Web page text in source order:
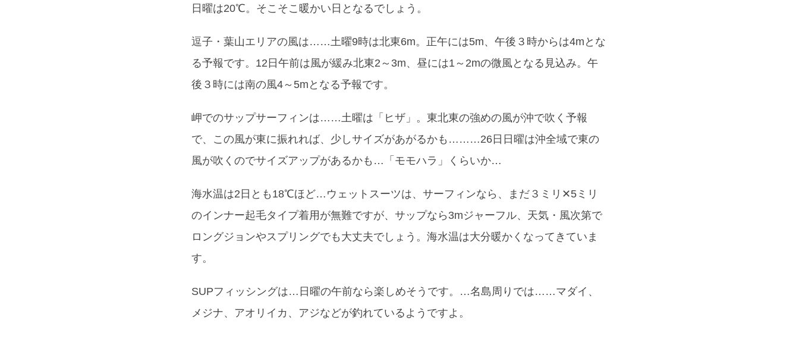
日曜は20℃。そこそこ暖かい日となるでしょう。
逗子・葉山エリアの風は……土曜9時は北東6m。正午には5m、午後３時からは4mとな
る予報です。12日午前は風が緩み北東2～3m、昼には1～2mの微風となる見込み。午
後３時には南の風4～5mとなる予報です。
岬でのサップサーフィンは……土曜は「ヒザ」。東北東の強めの風が沖で吹く予報
で、この風が東に振れれば、少しサイズがあがるかも………26日日曜は沖全域で東の
風が吹くのでサイズアップがあるかも…「モモハラ」くらいか…
海水温は2日とも18℃ほど…ウェットスーツは、サーフィンなら、まだ３ミリ✕5ミリ
のインナー起毛タイプ着用が無難ですが、サップなら3mジャーフル、天気・風次第で
ロングジョンやスプリングでも大丈夫でしょう。海水温は大分暖かくなってきていま
す。
SUPフィッシングは…日曜の午前なら楽しめそうです。…名島周りでは……マダイ、
メジナ、アオリイカ、アジなどが釣れているようですよ。